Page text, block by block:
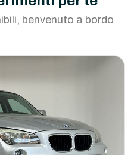
benvenuto a bordo